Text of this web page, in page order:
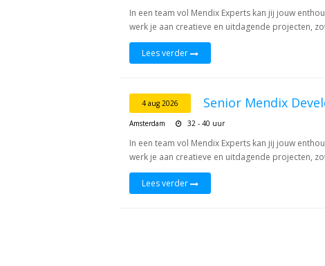
In een team vol Mendix Experts kan jij jouw
werk je aan creatieve en uitdagende projecten,
Lees verder
4 aug 2026 Senior Mendix
Amsterdam 32 - 40 uur
In een team vol Mendix Experts kan jij jouw
werk je aan creatieve en uitdagende projecten,
Lees verder